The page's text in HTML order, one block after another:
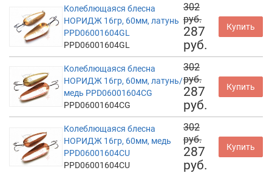
Колеблющаяся блесна
НОРИДЖ 16гр, 60мм, латунь
PPD06001604GL
PPD06001604GL
302
руб.
287
руб.
Купить
Колеблющаяся блесна
НОРИДЖ 16гр, 60мм, латунь/
медь PPD06001604CG
PPD06001604CG
302
руб.
287
руб.
Купить
Колеблющаяся блесна
НОРИДЖ 16гр, 60мм, медь
PPD06001604CU
PPD06001604CU
302
руб.
287
руб.
Купить